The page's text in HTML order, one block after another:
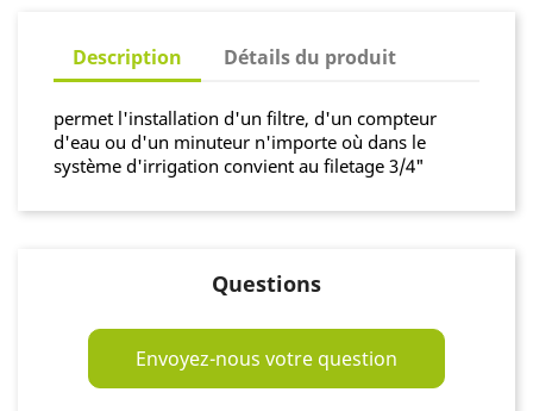
Description Détails du produit
permet l'installation d'un filtre, d'un compteur
d'eau ou d'un minuteur n'importe où dans le
système d'irrigation convient au filetage 3/4"
Questions
Envoyez-nous votre question